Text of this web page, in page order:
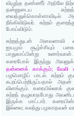
விழுந்த தண்ணீர் அதிலே
தன்னுடைய
வைத்துக்கொள்ளாவிடில்
நீங்கிவிடுவர். சுற்றம்
போய்விடும்.
சுற்றத்துடன் அளவளாவி
ஐயமும் சூழ்ச்சியும்
பாதுகாப்பின்று
கரைபோல் இருந்து
தன்னைக் காக்கும்; வேலி
பழமொழிப் பாடல். சுற்றம்
கூறப்பெற்றிருப்பதால்
விளங்கும். கரையில்லாக்
சுற்றந் தழுவாதபோது
இருக்க மாட்டார்.
இல்லை; கலந்து பழகாதவன்